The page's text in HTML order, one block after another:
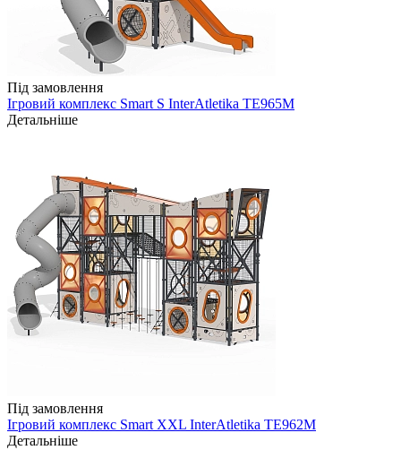
Під замовлення
Ігровий комплекс Smart S InterAtletika TE965M
Детальніше
Під замовлення
Ігровий комплекс Smart XXL InterAtletika TE962M
Детальніше